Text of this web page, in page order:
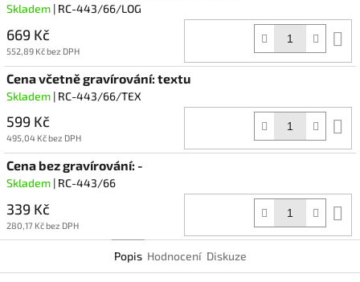
Skladem | RC-443/66/LOG
669 Kč
552,89 Kč bez DPH
Cena včetně gravírování: textu
Skladem | RC-443/66/TEX
599 Kč
495,04 Kč bez DPH
Cena bez gravírování: -
Skladem | RC-443/66
339 Kč
280,17 Kč bez DPH
Popis Hodnocení Diskuze